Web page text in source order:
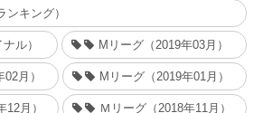
ンキング）
ル） Mリーグ（2019年03月）
月） Mリーグ（2019年01月）
12月） Ｍリーグ（2018年11月）